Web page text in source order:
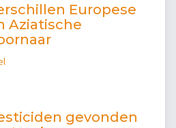
Europese
Aziatische
gevonden